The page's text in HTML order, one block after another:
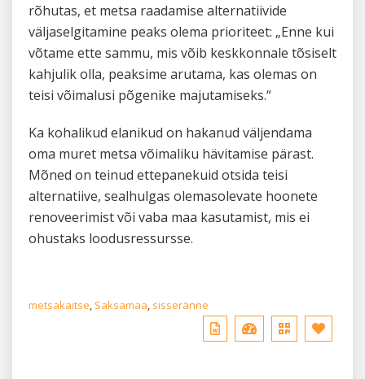
rõhutas, et metsa raadamise alternatiivide
väljaselgitamine peaks olema prioriteet: „Enne kui
võtame ette sammu, mis võib keskkonnale tõsiselt
kahjulik olla, peaksime arutama, kas olemas on
teisi võimalusi põgenike majutamiseks.“
Ka kohalikud elanikud on hakanud väljendama
oma muret metsa võimaliku hävitamise pärast.
Mõned on teinud ettepanekuid otsida teisi
alternatiive, sealhulgas olemasolevate hoonete
renoveerimist või vaba maa kasutamist, mis ei
ohustaks loodusressursse.
metsakaitse, Saksamaa, sisseränne